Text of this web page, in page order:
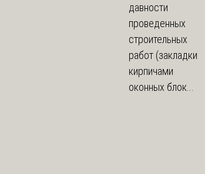
давности
проведенных
строительных
работ (закладки
кирпичами
оконных блок...